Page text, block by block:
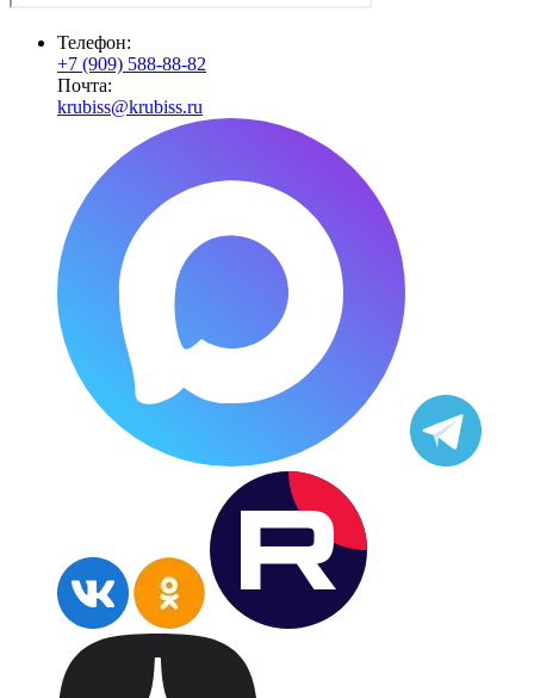
Телефон:
+7 (909) 588-88-82
Почта:
krubiss@krubiss.ru